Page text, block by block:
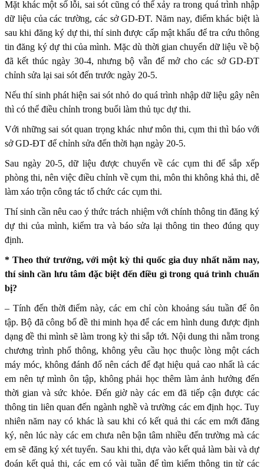
Mặt khác một số lỗi, sai sót cũng có thể xảy ra trong quá trình nhập
dữ liệu của các trường, các sở GD-ĐT. Năm nay, điểm khác biệt là
sau khi đăng ký dự thi, thí sinh được cấp mật khẩu để tra cứu thông
tin đăng ký dự thi của mình. Mặc dù thời gian chuyển dữ liệu về bộ
đã kết thúc ngày 30-4, nhưng bộ vẫn để mở cho các sở GD-ĐT
chỉnh sửa lại sai sót đến trước ngày 20-5.
Nếu thí sinh phát hiện sai sót nhỏ do quá trình nhập dữ liệu gây nên
thì có thể điều chỉnh trong buổi làm thủ tục dự thi.
Với những sai sót quan trọng khác như môn thi, cụm thi thì báo với
sở GD-ĐT để chỉnh sửa đến thời hạn ngày 20-5.
Sau ngày 20-5, dữ liệu được chuyển về các cụm thi để sắp xếp
phòng thi, nên việc điều chỉnh về cụm thi, môn thi không khả thi, dễ
làm xáo trộn công tác tổ chức các cụm thi.
Thí sinh cần nêu cao ý thức trách nhiệm với chính thông tin đăng ký
dự thi của mình, kiểm tra và báo sửa lại thông tin theo đúng quy
định.
* Theo thứ trưởng, với một kỳ thi quốc gia duy nhất năm nay,
thí sinh cần lưu tâm đặc biệt đến điều gì trong quá trình chuẩn
bị?
– Tính đến thời điểm này, các em chỉ còn khoảng sáu tuần để ôn
tập. Bộ đã công bố đề thi minh họa để các em hình dung được định
dạng đề thi mình sẽ làm trong kỳ thi sắp tới. Nội dung thi nằm trong
chương trình phổ thông, không yêu cầu học thuộc lòng một cách
máy móc, không đánh đố nên cách để đạt hiệu quả cao nhất là các
em nên tự mình ôn tập, không phải học thêm làm ảnh hưởng đến
thời gian và sức khỏe. Đến giờ này các em đã tiếp cận được các
thông tin liên quan đến ngành nghề và trường các em định học. Tuy
nhiên năm nay có khác là sau khi có kết quả thi các em mới đăng
ký, nên lúc này các em chưa nên bận tâm nhiều đến trường mà các
em sẽ đăng ký xét tuyển. Sau khi thi, dựa vào kết quả làm bài và dự
đoán kết quả thi, các em có vài tuần để tìm kiếm thông tin từ các